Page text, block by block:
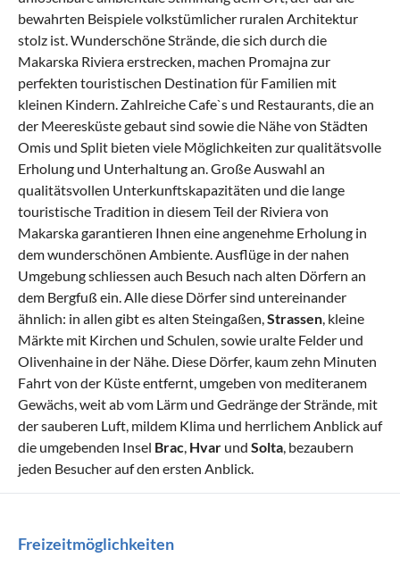
bewahrten Beispiele volkstümlicher ruralen Architektur
stolz ist. Wunderschöne Strände, die sich durch die
Makarska Riviera erstrecken, machen Promajna zur
perfekten touristischen Destination für Familien mit
kleinen Kindern. Zahlreiche Cafe`s und Restaurants, die an
der Meeresküste gebaut sind sowie die Nähe von Städten
Omis und Split bieten viele Möglichkeiten zur qualitätsvolle
Erholung und Unterhaltung an. Große Auswahl an
qualitätsvollen Unterkunftskapazitäten und die lange
touristische Tradition in diesem Teil der Riviera von
Makarska garantieren Ihnen eine angenehme Erholung in
dem wunderschönen Ambiente. Ausflüge in der nahen
Umgebung schliessen auch Besuch nach alten Dörfern an
dem Bergfuß ein. Alle diese Dörfer sind untereinander
ähnlich: in allen gibt es alten Steingaßen, Strassen , kleine
Märkte mit Kirchen und Schulen, sowie uralte Felder und
Olivenhaine in der Nähe. Diese Dörfer, kaum zehn Minuten
Fahrt von der Küste entfernt, umgeben von mediteranem
Gewächs, weit ab vom Lärm und Gedränge der Strände, mit
der sauberen Luft, mildem Klima und herrlichem Anblick auf
die umgebenden Insel Brac Hvar und Solta , bezaubern
jeden Besucher auf den ersten Anblick.
Freizeitmöglichkeiten